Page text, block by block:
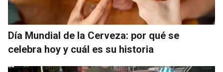
Día Mundial de la Cerveza: por qué se
celebra hoy y cuál es su historia